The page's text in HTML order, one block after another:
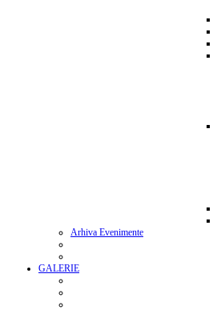
Arhiva Evenimente
GALERIE